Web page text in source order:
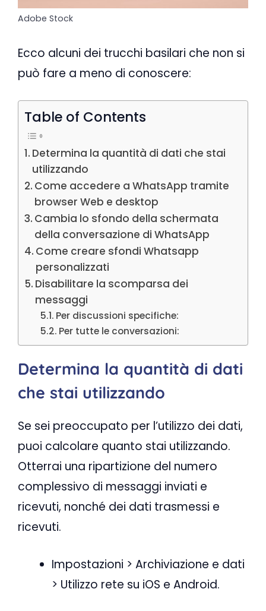
Adobe Stock
Ecco alcuni dei trucchi basilari che non si
può fare a meno di conoscere:
Table of Contents
Determina la quantità di dati che stai
utilizzando
Come accedere a WhatsApp tramite
browser Web e desktop
Cambia lo sfondo della schermata
della conversazione di WhatsApp
Come creare sfondi Whatsapp
personalizzati
Disabilitare la scomparsa dei
messaggi
Per discussioni specifiche:
Per tutte le conversazioni:
Determina la quantità di dati
che stai utilizzando
Se sei preoccupato per l’utilizzo dei dati,
puoi calcolare quanto stai utilizzando.
Otterrai una ripartizione del numero
complessivo di messaggi inviati e
ricevuti, nonché dei dati trasmessi e
ricevuti.
Impostazioni > Archiviazione e dati
> Utilizzo rete su iOS e Android.